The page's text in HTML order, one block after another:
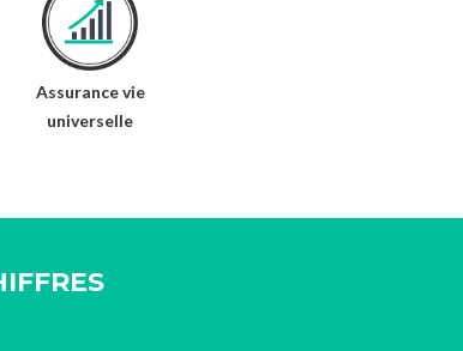
Assurance vie
universelle